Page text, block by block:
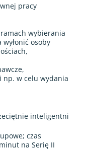
pracy
wybierania
osoby
w celu wydania
inteligentni
czas
na Serię II